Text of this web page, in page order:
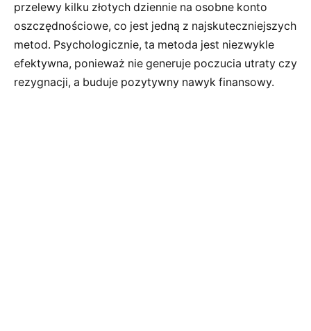
przelewy kilku złotych dziennie na osobne konto
oszczędnościowe, co jest jedną z najskuteczniejszych
metod. Psychologicznie, ta metoda jest niezwykle
efektywna, ponieważ nie generuje poczucia utraty czy
rezygnacji, a buduje pozytywny nawyk finansowy.